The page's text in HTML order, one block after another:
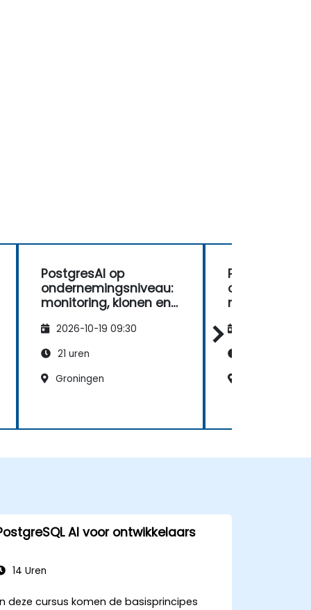
PostgresAI op
ondernemingsniveau:
monitoring, klonen en
bewerkingen
2026-10-19 09:30
21 uren
Groningen
PostgresAI op
monitoring,
bewerkingen
AI voor ontwikkelaars
14 Uren
deze cursus komen de basisprincipes